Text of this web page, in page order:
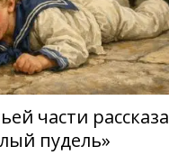
части рассказа
пудель»